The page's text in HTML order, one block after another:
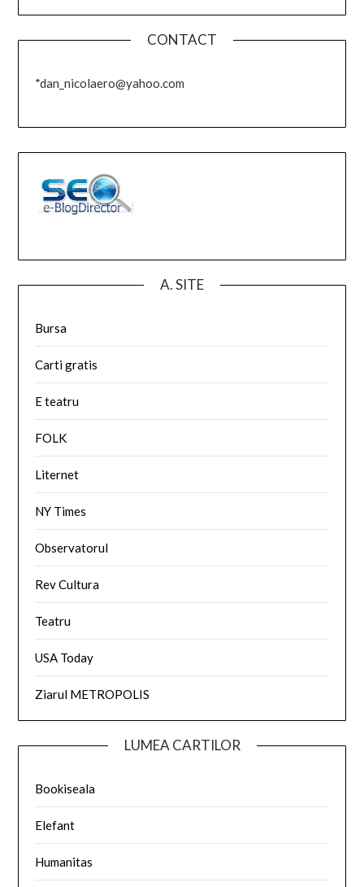
CONTACT
*dan_nicolaero@yahoo.com
A. SITE
Bursa
Carti gratis
E teatru
FOLK
Liternet
NY Times
Observatorul
Rev Cultura
Teatru
USA Today
Ziarul METROPOLIS
LUMEA CARTILOR
Bookiseala
Elefant
Humanitas